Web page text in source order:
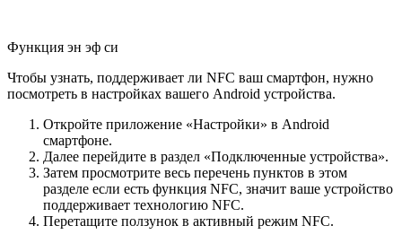
Функция эн эф си
Чтобы узнать, поддерживает ли NFC ваш смартфон, нужно
посмотреть в настройках вашего Android устройства.
Откройте приложение «Настройки» в Android
смартфоне.
Далее перейдите в раздел «Подключенные устройства».
Затем просмотрите весь перечень пунктов в этом
разделе если есть функция NFC, значит ваше устройство
поддерживает технологию NFC.
Перетащите ползунок в активный режим NFC.